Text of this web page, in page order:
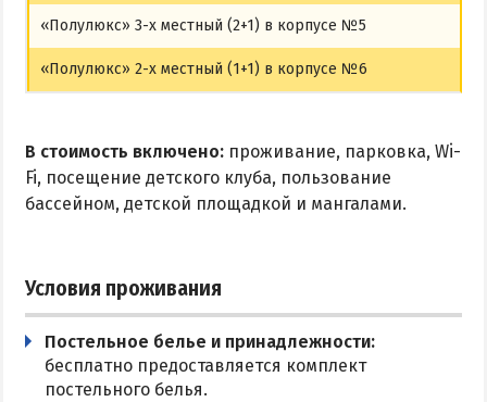
«Полулюкс» 3-х местный (2+1) в корпусе №5
«Полулюкс» 2-х местный (1+1) в корпусе №6
В стоимость включено: проживание, парковка, Wi-
Fi, посещение детского клуба, пользование
бассейном, детской площадкой и мангалами.
Условия проживания
Постельное белье и принадлежности:
бесплатно предоставляется комплект
постельного белья.